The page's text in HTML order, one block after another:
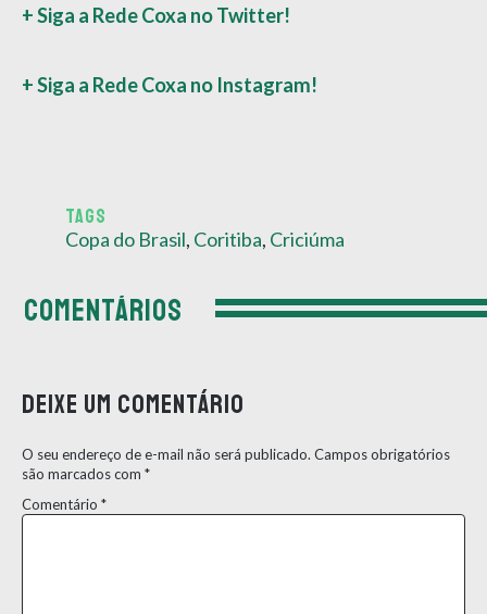
+ Siga a Rede Coxa no Twitter!
+ Siga a Rede Coxa no Instagram!
TAGS
Copa do Brasil, Coritiba, Criciúma
COMENTÁRIOS
Deixe um comentário
O seu endereço de e-mail não será publicado. Campos obrigatórios
são marcados com *
Comentário *